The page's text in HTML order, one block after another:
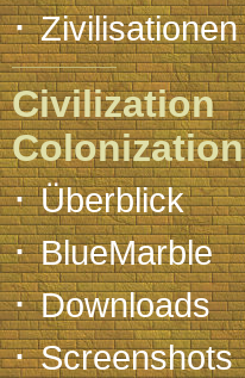
·Zivilisationen
Civilization
Colonization
·Überblick
·BlueMarble
·Downloads
·Screenshots